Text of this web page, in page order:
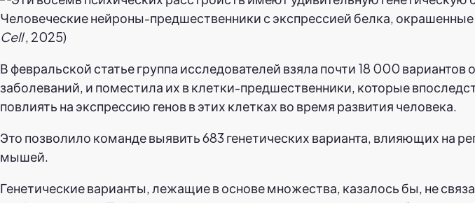
Человеческие нейроны-предшественники с экспрессией белка,
Cell, 2025)
В февральской статье группа исследователей взяла почти 18 000
заболеваний, и поместила их в клетки-предшественники, которые
повлиять на экспрессию генов в этих клетках во время развития человека.
Это позволило команде выявить 683 генетических варианта, влияющих на
мышей.
Генетические варианты, лежащие в основе множества, казалось бы, не